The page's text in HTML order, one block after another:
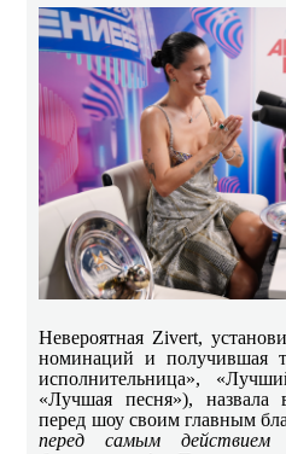
Невероятная Zivert,
номинаций и получившая
исполнительница»,
«Лучшая песня»), назвала
перед шоу своим главным
перед самым